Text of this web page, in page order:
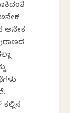
ಅನೇಕ
ಕಲ್ಲಿನ